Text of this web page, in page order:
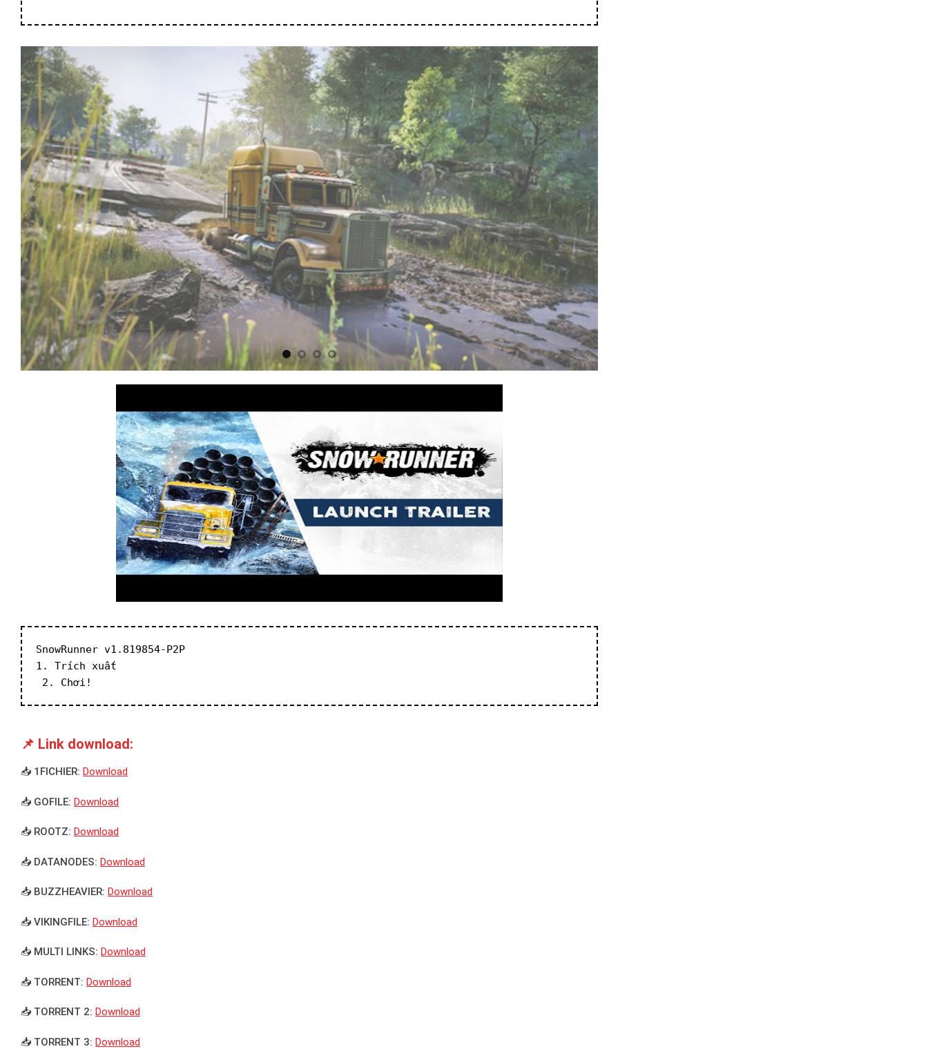
SnowRunner v1.819854-P2P
1. Trích xuất
2. Chơi!
📌 Link download:
📥 1FICHIER: Download
📥 GOFILE: Download
📥 ROOTZ: Download
📥 DATANODES: Download
📥 BUZZHEAVIER: Download
📥 VIKINGFILE: Download
📥 MULTI LINKS: Download
📥 TORRENT: Download
📥 TORRENT 2: Download
📥 TORRENT 3: Download